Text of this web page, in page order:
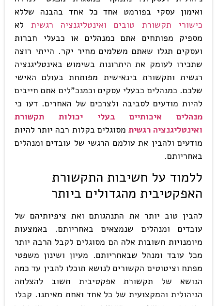
ואימון עסקי בפורמט אחד כל אחד בהבנה שללא
כישורי תקשורת טובים ואינטליגנציה רגשית לא
מספיק מפותחים אתם כמנהלים או כבעלי חברות
ועסקים תגלו שאתם משלמים מחיר יקר. הייתי רוצה
שתכירו לעומק את היתרונות בשימוש באינטליגנציה
רגשית ותקשורת בינאישית מפותחת בעולם האישי
שלכם. כמנהלים כבעלי עסקים וכמנכ"לים אתם חייבים
להיות מודעים לסביבה ולצרכים של האחרים. דעו כי
מנהלים איכותיים בעלי יכולות תקשורת
ואינטליגנציה רגשית מסוגלים בקלות רבה יותר להיות
מודעים ולהבין את עולמם הרגשי של עובדים ומנהלים
באחריותם.
ללמוד על חשיבות התקשורת
האפקטיבית מהגדולים ביותר
להבין טוב יותר את התנהגותם ואת ציפיותיהם של
עובדים ומנהלים שנמצאים באחריותם. באמצעות
מיומנויות חשובות אלה הם מסוגלים לקבל הרבה יותר
מכל עובד ומנהל שבאחריותם. מעיון ושינון משפטי
מפתח וציטוטים הקשורים לנושא תוכלו להבין עד כמה
הנושא של תקשורת אפקטיבית חשוב להצלחה
הניהולית והמקצועית של כל אחד ואחת מאיתנו. קבלו